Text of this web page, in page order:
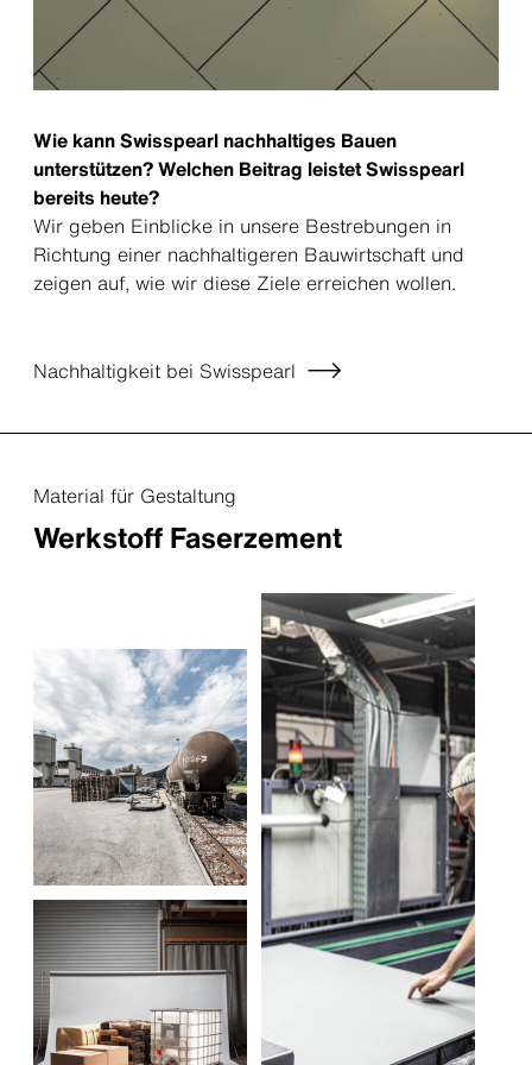
Wie kann Swisspearl nachhaltiges Bauen
unterstützen? Welchen Beitrag leistet Swisspearl
bereits heute?
Wir geben Einblicke in unsere Bestrebungen in
Richtung einer nachhaltigeren Bauwirtschaft und
zeigen auf, wie wir diese Ziele erreichen wollen.
Nachhaltigkeit bei Swisspearl
Material für Gestaltung
Werkstoff Faserzement